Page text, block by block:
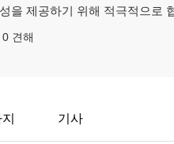
을 제공하기 위해 적극적으로
0 견해
기사